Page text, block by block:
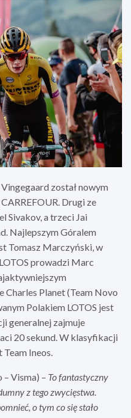
został nowym
Drugi ze
Sivakov, a trzeci Jai
Najlepszym Góralem
Tomasz Marczyński, w
prowadzi Marc
Planet (Team Novo
Polakiem LOTOS jest
generalnej zajmuje
20 sekund. W klasyfikacji
Ineos.
– Visma) – To fantastyczny
z tego zwycięstwa.
o tym co się stało